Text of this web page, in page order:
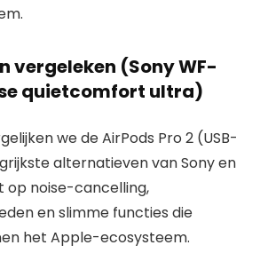
vergeleken (Sony WF-
quietcomfort ultra)
we de AirPods Pro 2 (USB-
alternatieven van Sony en
op noise-cancelling,
en slimme functies die
het Apple-ecosysteem.